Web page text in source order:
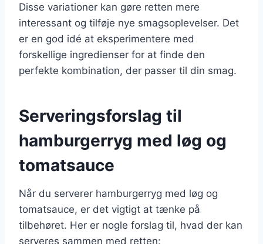
Disse variationer kan gøre retten mere
interessant og tilføje nye smagsoplevelser. Det
er en god idé at eksperimentere med
forskellige ingredienser for at finde den
perfekte kombination, der passer til din smag.
Serveringsforslag til
hamburgerryg med løg og
tomatsauce
Når du serverer hamburgerryg med løg og
tomatsauce, er det vigtigt at tænke på
tilbehøret. Her er nogle forslag til, hvad der kan
serveres sammen med retten: